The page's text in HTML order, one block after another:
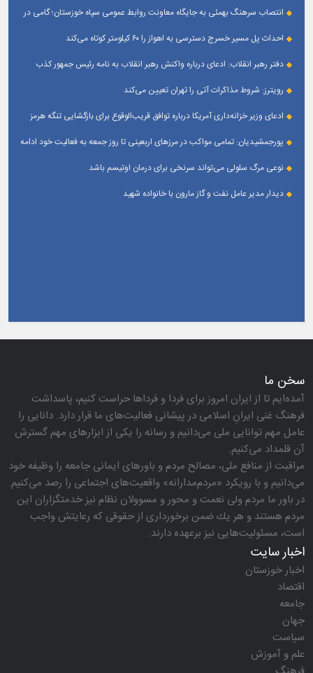
انتصاب سرهنگ بهمئی به جایگاه معاونت روابط عمومی سپاه خوزستان؛ گامی در
احداث پل مسیر خسرج دسترسی به اهواز را ۶۰ کیلومتر کوتاه می‌کند
دفتر رهبر انقلاب: ادعای درباره واکنش رهبر انقلاب به نامه رئیس جمهور کذب
رویترز: شروط مذاکرات آتی را تهران تعیین می‌کند
ادعای وزیر خزانه‌داری آمریکا درباره توافق قریب‌الوقوع برای بازگشایی تنگه هرمز
پورجمشیدیان: تمامی مواکب در مرزهای اربعینی تا روز جمعه به فعالیت خود ادامه
نوعی مرگ سلولی می‌تواند سرنخی برای درمان اوتیسم باشد
دیدار مدیر عامل نفت و گاز مارون با خانواده شهید
سخن ما
آمده‌ایم تا از ایران امروز برای فردا و فرداها حراست كنیم، پاسداشت
فرهنگ غنی ایرانِ اسلامی در پیشانی فعالیت‌های ما قرار دارد. دانایی را
عامل مهم توانایی ملی می‌دانیم و رسانه را یكی از ابزارهای مهم گسترش
آن قلمداد می‌كنیم.
مراقبت از منافع ملی، مصالح مردم و باورهای ایمانی جامعه را وظیفه خود
می‌دانیم و با رویكرد «مردم‌مدارانه‌» واقعیت‌های اجتماعی را رصد می‌كنیم.
در باور ما مردم ولی نعمت و محور و مسوولان نظام نیز خدمتگزاران این
مردم هستند و هر یك ضمن برخورداری از حقوقی كه رعایتش واجب
است، مسئولیت‌هایی نیز برعهده دارند.
اخبار سایت
اخبار خوزستان
اقتصاد
جامعه
جهان
سیاست
علم و آموزش